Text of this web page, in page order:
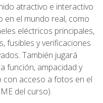
atractivo e interactivo
en el mundo real, como
eléctricos principales,
fusibles y verificaciones
También jugará
función, ampacidad y
acceso a fotos en el
del curso).